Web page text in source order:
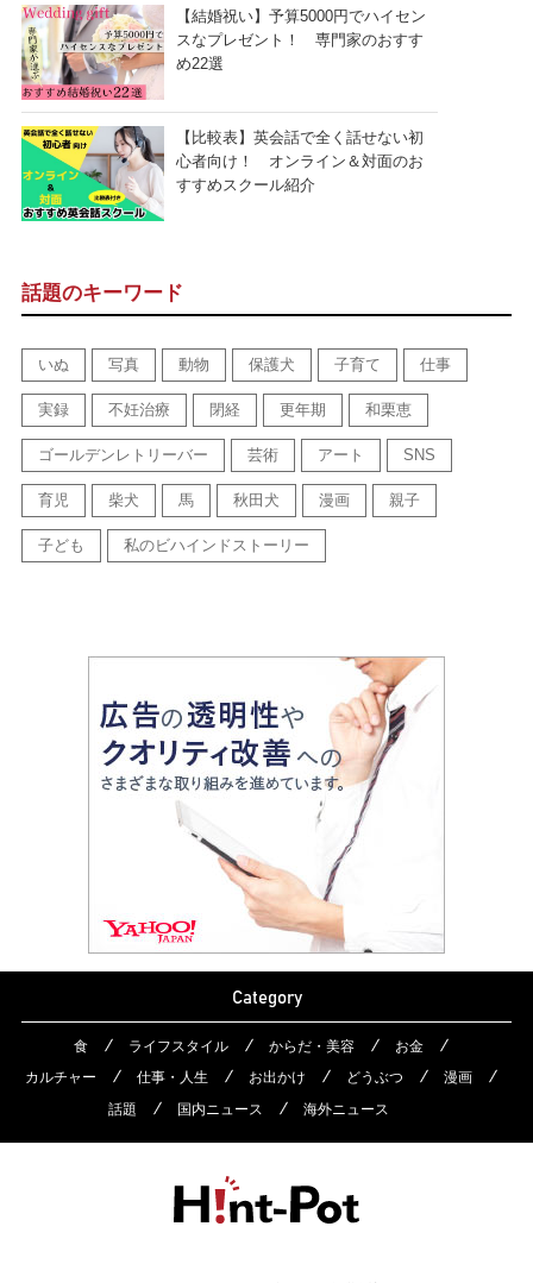
【結婚祝い】予算5000円でハイセン
スなプレゼント！ 専門家のおすす
め22選
【比較表】英会話で全く話せない初
心者向け！ オンライン＆対面のお
すすめスクール紹介
話題のキーワード
いぬ 写真 動物 保護犬 子育て 仕事
実録 不妊治療 閉経 更年期 和栗恵
ゴールデンレトリーバー 芸術 アート SNS
育児 柴犬 馬 秋田犬 漫画 親子
子ども 私のビハインドストーリー
Category
食 ライフスタイル からだ・美容
お金
カルチャー
仕事・人生 お出かけ どうぶつ
漫画
話題
国内ニュース 海外ニュース